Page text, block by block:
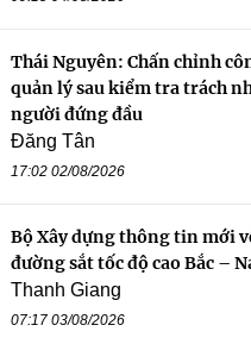
Thái Nguyên: Chấn chỉnh
quản lý sau kiểm tra trách
người đứng đầu
Đăng Tân
17:02 02/08/2026
Bộ Xây dựng thông tin mới
đường sắt tốc độ cao Bắc –
Thanh Giang
07:17 03/08/2026